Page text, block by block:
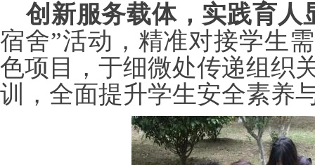
创新服务载体，实践育人
宿舍”活动，精准对接学生
色项目，于细微处传递组织
训，全面提升学生安全素养